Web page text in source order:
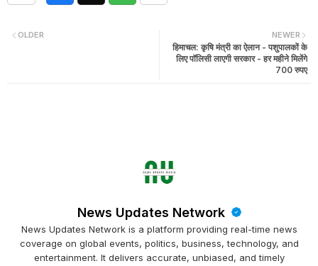
NEWER
हिमाचल: कृषि मंत्री का ऐलान - पशुपालकों के
लिए पॉलिसी लाएगी सरकार - हर महीने मिलेंगे
700 रुपए
OLDER
News Updates Network
News Updates Network is a platform providing real-time news
coverage on global events, politics, business, technology, and
entertainment. It delivers accurate, unbiased, and timely